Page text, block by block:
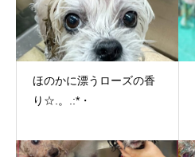
ほのかに漂うローズの香
り☆.。.:*・